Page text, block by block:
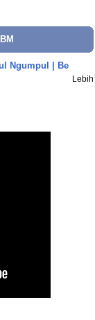
Ngumpul | Be
Lebih